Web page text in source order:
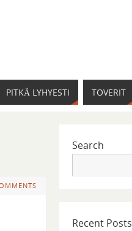
PITKÄ LYHYESTI TOVERIT
Search
Recent Posts